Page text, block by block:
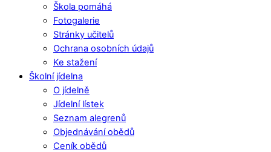
Škola pomáhá
Fotogalerie
Stránky učitelů
Ochrana osobních údajů
Ke stažení
Školní jídelna
O jídelně
Jídelní lístek
Seznam alegrenů
Objednávání obědů
Ceník obědů